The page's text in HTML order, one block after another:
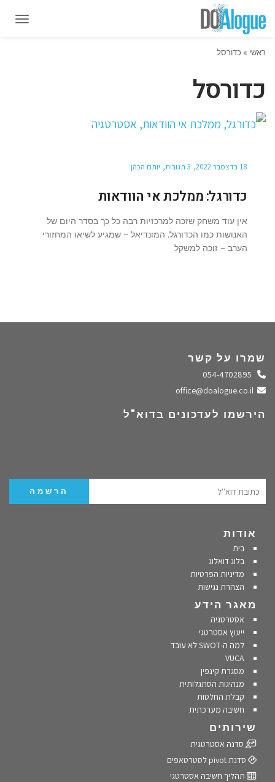
ראשי » כדורסל
כדורסל
18 בדצמבר 2022 3 תגובות יותם הכהן
כדורגל: ממלכת אי הוודאות
אין עוד משחק שזכה למרכזיות רבה כל כך בסדר היום של
האנושות כמו הכדורגל. המונדיאל – שמגיע לשיאו המחזורי
הערב – זוכה למשקל
שמרו על קשר
התקשרו אלינו
שלחו מייל
הירשמו לעדכונים בדוא"ל
אודות
בית
בלוג דואלוג
מדיניות הפרטיות
הצהרת נגישות
מאגר הידע
אסטרטגיה
ייעוץ אסטרטגי
למה ה-SWOT לא עובד
VUCA
מסגרת קינפין
מנהיגות הסתגלותית
קבלת החלטות
חשיבה מערכתית
שירותים
סדנה אסטרטגית
סדנת pivot לסטרטאפים
תהליך חשיבה אסטרטגי